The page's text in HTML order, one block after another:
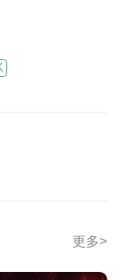
更多>